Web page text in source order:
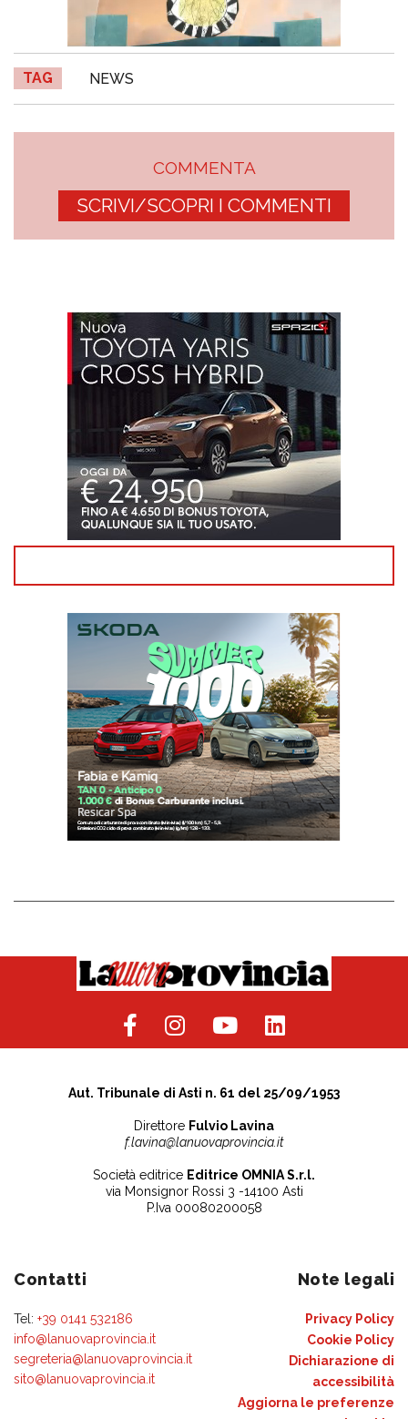
TAG NEWS
COMMENTA
SCRIVI/SCOPRI I COMMENTI
Aut. Tribunale di Asti n. 61 del 25/09/1953
Direttore Fulvio Lavina
f.lavina@lanuovaprovincia.it
Società editrice Editrice OMNIA S.r.l.
via Monsignor Rossi 3 -14100 Asti
P.Iva 00080200058
Contatti
Tel: +39 0141 532186
info@lanuovaprovincia.it
segreteria@lanuovaprovincia.it
sito@lanuovaprovincia.it
Note legali
Privacy Policy
Cookie Policy
Dichiarazione di
accessibilità
Aggiorna le preferenze